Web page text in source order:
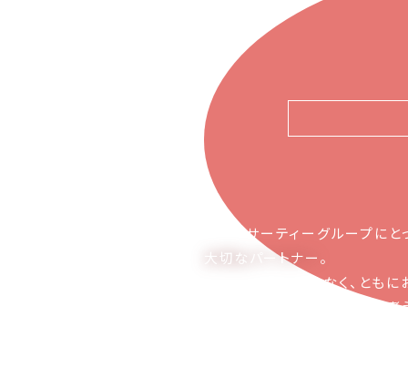
ピアーサーティーグループにと
大切なパートナー。
お取引の関係ではなく、とも
かち合える関係でありたいと考